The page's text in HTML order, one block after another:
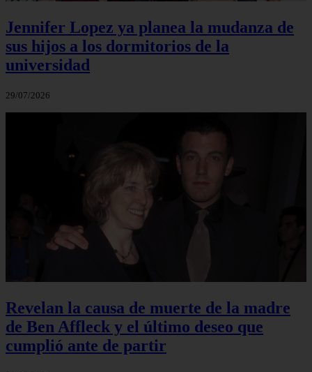
Jennifer Lopez ya planea la mudanza de
sus hijos a los dormitorios de la
universidad
29/07/2026
Revelan la causa de muerte de la madre
de Ben Affleck y el último deseo que
cumplió ante de partir